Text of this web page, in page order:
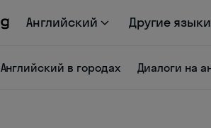
Английский Другие языки
Английский в городах Диалоги на